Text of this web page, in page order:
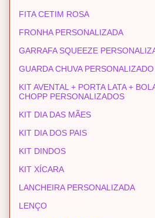
FITA CETIM ROSA
FRONHA PERSONALIZADA
GARRAFA SQUEEZE
GUARDA CHUVA PERSONALIZADO
KIT AVENTAL + PORTA LATA +
CHOPP PERSONALIZADOS
KIT DIA DAS MÃES
KIT DIA DOS PAIS
KIT DINDOS
KIT XÍCARA
LANCHEIRA PERSONALIZADA
LENÇO